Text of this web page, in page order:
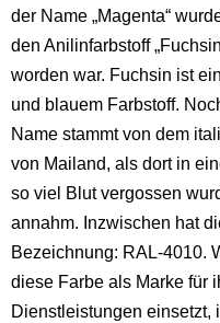
der Name „Magenta“
den Anilinfarbstoff
worden war. Fuchsin ist
und blauem Farbstoff.
Name stammt von dem
von Mailand, als dort in
so viel Blut vergossen
annahm. Inzwischen hat
Bezeichnung: RAL-4010.
diese Farbe als Marke für
Dienstleistungen einsetzt,